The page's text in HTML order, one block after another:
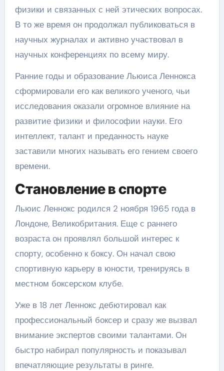
физики и связанных с ней этических вопросах.
В то же время он продолжал публиковаться в
научных журналах и активно участвовал в
научных конференциях по всему миру.
Ранние годы и образование Льюиса Леннокса
сформировали его как великого ученого, чьи
исследования оказали огромное влияние на
развитие физики и философии науки. Его
интеллект, талант и преданность науке
заставили многих называть его гением своего
времени.
Становление в спорте
Льюис Леннокс родился 2 ноября 1965 года в
Лондоне, Великобритания. Еще с раннего
возраста он проявлял большой интерес к
спорту, особенно к боксу. Он начал свою
спортивную карьеру в юности, тренируясь в
местном боксерском клубе.
Уже в 18 лет Леннокс дебютировал как
профессиональный боксер и сразу же вызвал
внимание экспертов своими талантами. Он
быстро набирал популярность и показывал
впечатляющие результаты в ринге.